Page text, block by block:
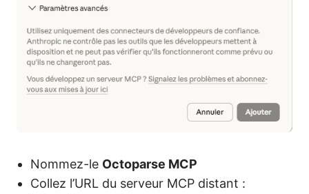
Nommez-le Octoparse MCP
Collez l’URL du serveur MCP distant :